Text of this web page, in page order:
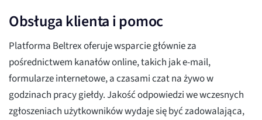
Obsługa klienta i pomoc
Platforma Beltrex oferuje wsparcie głównie za
pośrednictwem kanałów online, takich jak e-mail,
formularze internetowe, a czasami czat na żywo w
godzinach pracy giełdy. Jakość odpowiedzi we wczesnych
zgłoszeniach użytkowników wydaje się być zadowalająca,